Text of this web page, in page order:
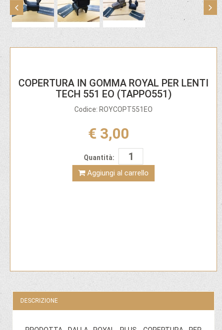
COPERTURA IN GOMMA ROYAL PER LENTI
TECH 551 EO (TAPPO551)
Codice: ROYCOPT551EO
€ 3,00
Quantità:
Aggiungi al carrello
DESCRIZIONE